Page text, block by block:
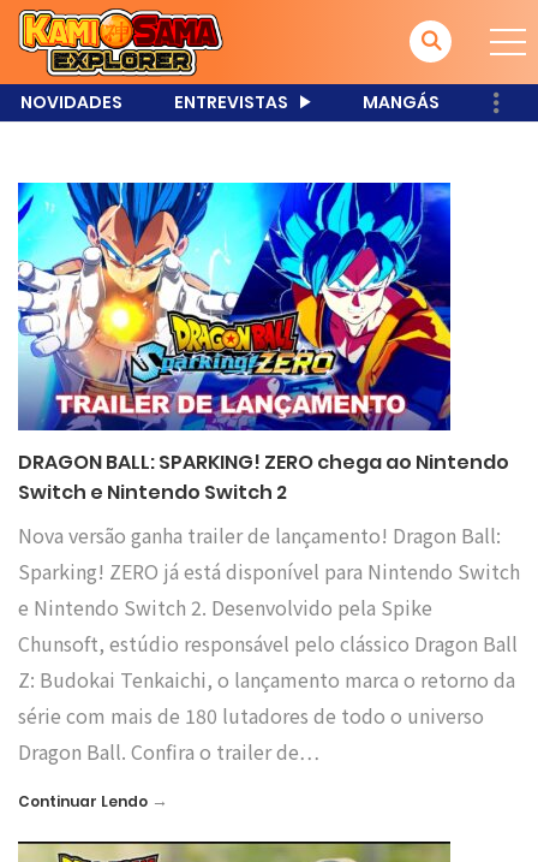
NOVIDADES ENTREVISTAS MANGÁS
DRAGON BALL: SPARKING! ZERO chega ao Nintendo
Switch e Nintendo Switch 2
Nova versão ganha trailer de lançamento! Dragon Ball:
Sparking! ZERO já está disponível para Nintendo Switch
e Nintendo Switch 2. Desenvolvido pela Spike
Chunsoft, estúdio responsável pelo clássico Dragon Ball
Z: Budokai Tenkaichi, o lançamento marca o retorno da
série com mais de 180 lutadores de todo o universo
Dragon Ball. Confira o trailer de…
Continuar Lendo →